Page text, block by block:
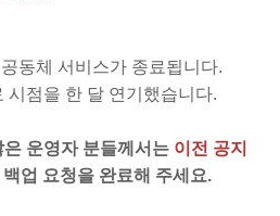
동체 서비스가 종료됩니다.
시점을 한 달 연기했습니다.
운영자 분들께서는 이전 공지
업 요청을 완료해 주세요.